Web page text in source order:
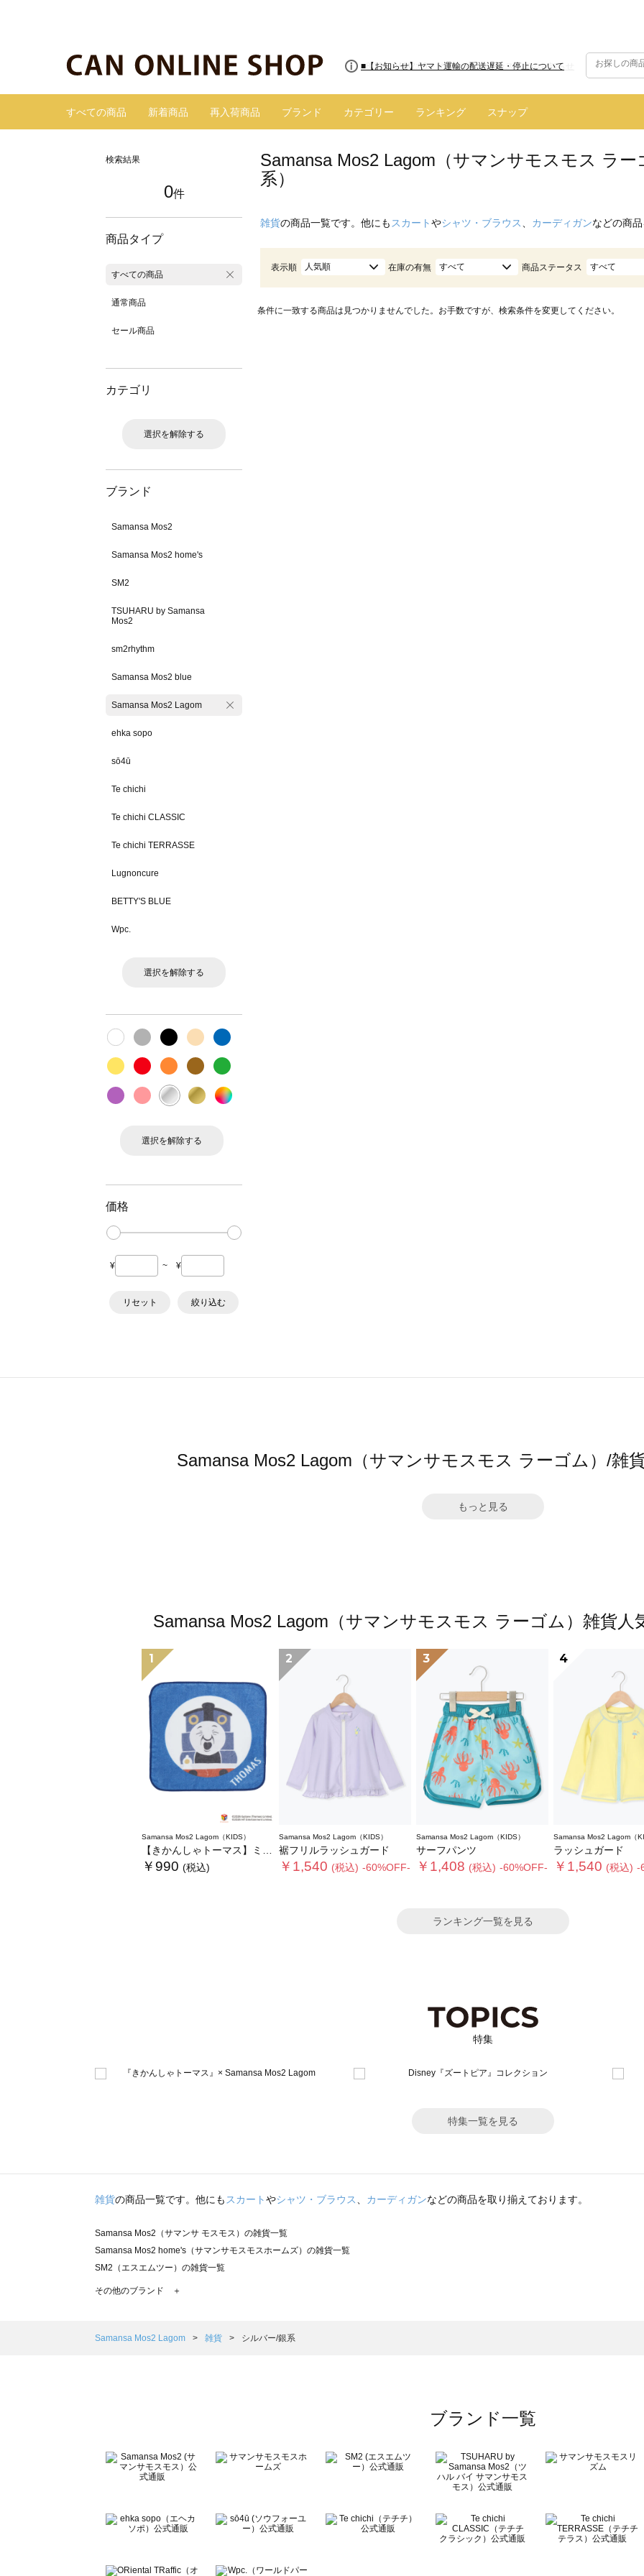
■【お知らせ】ヤマト運輸の配送遅延・停止について
すべての商品 新着商品 再入荷商品 ブランド カテゴリー ランキング スナップ
検索結果
0件
商品タイプ
すべての商品
通常商品
セール商品
カテゴリ
選択を解除する
ブランド
Samansa Mos2
Samansa Mos2 home's
SM2
TSUHARU by Samansa
Mos2
sm2rhythm
Samansa Mos2 blue
Samansa Mos2 Lagom
ehka sopo
sō4ū
Te chichi
Te chichi CLASSIC
Te chichi TERRASSE
Lugnoncure
BETTY'S BLUE
Wpc.
選択を解除する
選択を解除する
価格
¥ ~ ¥
リセット 絞り込む
Samansa Mos2 Lagom（サマンサモスモス ラ
系）
雑貨の商品一覧です。他にも スカートやシャツ・ブラウス カーディガンなどの商
表示順 人気順 在庫の有無 すべて 商品ステータス すべて
条件に一致する商品は見つかりませんでした。お手数ですが、検索条件を変更してください。
Samansa Mos2 Lagom（サマンサモスモス ラーゴム）/雑
もっと見る
Samansa Mos2 Lagom（サマンサモスモス ラーゴム）雑貨
1
Samansa Mos2 Lagom（KIDS）
【きかんしゃトーマス】ミニタオル
￥990 (税込)
2
Samansa Mos2 Lagom（KIDS）
裾フリルラッシュガード
￥1,540 (税込) -60%OFF-
3
Samansa Mos2 Lagom（KIDS）
サーフパンツ
￥1,408 (税込) -60%OFF-
4
Samansa Mos2 Lagom（
ラッシュガード
￥1,540 (税込) -
ランキング一覧を見る
特集
特集一覧を見る
雑貨の商品一覧です。他にもスカートやシャツ・ブラウス、 カーディガンなどの商品を取り揃えております。
Samansa Mos2（サマンサ モスモス）の雑貨一覧
Samansa Mos2 home's（サマンサモスモスホームズ）の雑貨一覧
SM2（エスエムツー）の雑貨一覧
TSUHARU by Samansa Mos2（ツハルバイサマンサモスモス）の雑貨一覧
Samansa Mos2 Lagom（サマンサモスモス ラーゴム）の雑貨一覧
BETTY'S BLUE（べティーズブルー）の雑貨一覧
Wpc.（ワールドパーティー）の雑貨一覧
その他のブランド ＋
Samansa Mos2 Lagom 雑貨 シルバー/銀系
ブランド一覧